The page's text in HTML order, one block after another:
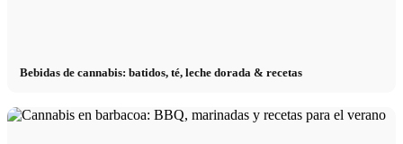
Bebidas de cannabis: batidos, té, leche dorada & recetas